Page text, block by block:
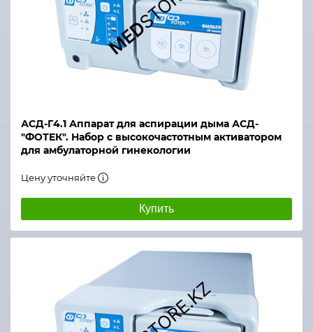
АСД-Г4.1 Аппарат для аспирации дыма АСД-
"ФОТЕК". Набор с высокочастотным активатором
для амбулаторной гинекологии
Цену уточняйте
Купить